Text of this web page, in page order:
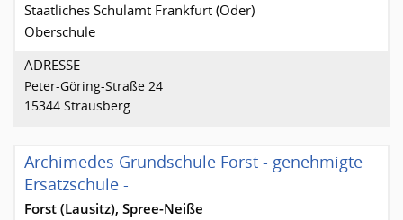
Staatliches Schulamt Frankfurt (Oder)
Oberschule
ADRESSE
Peter-Göring-Straße 24
15344 Strausberg
Archimedes Grundschule Forst - genehmigte
Ersatzschule -
Forst (Lausitz), Spree-Neiße